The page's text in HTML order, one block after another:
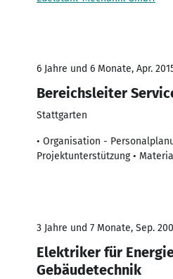
6 Jahre und 6 Monate, Apr.
Bereichsleiter
Stattgarten
• Organisation -
Projektunterstützung •
3 Jahre und 7 Monate, Sep.
Elektriker für
Gebäudetechnik